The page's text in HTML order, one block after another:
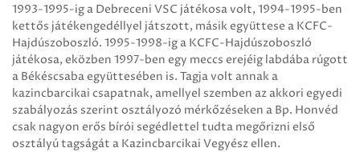
1993-1995-ig a Debreceni VSC játékosa volt, 1994-1995-ben
kettős játékengedéllyel játszott, másik együttese a KCFC-
Hajdúszoboszló. 1995-1998-ig a KCFC-Hajdúszoboszló
játékosa, eközben 1997-ben egy meccs erejéig labdába rúgott
a Békéscsaba együttesében is. Tagja volt annak a
kazincbarcikai csapatnak, amellyel szemben az akkori egyedi
szabályozás szerint osztályozó mérkőzéseken a Bp. Honvéd
csak nagyon erős bírói segédlettel tudta megőrizni első
osztályú tagságát a Kazincbarcikai Vegyész ellen.